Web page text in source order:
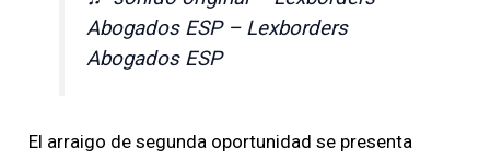
Abogados ESP – Lexborders
Abogados ESP
El arraigo de segunda oportunidad se presenta